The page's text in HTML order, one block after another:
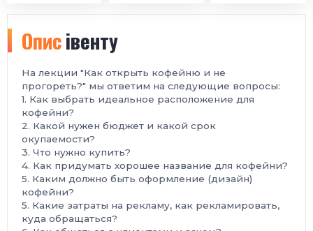
Описівенту
На лекции "Как открыть кофейню и не
прогореть?" мы ответим на следующие вопросы:
1. Как выбрать идеальное расположение для
кофейни?
2. Какой нужен бюджет и какой срок
окупаемости?
3. Что нужно купить?
4. Как придумать хорошее название для кофейни?
5. Каким должно быть оформление (дизайн)
кофейни?
5. Какие затраты на рекламу, как рекламировать,
куда обращаться?